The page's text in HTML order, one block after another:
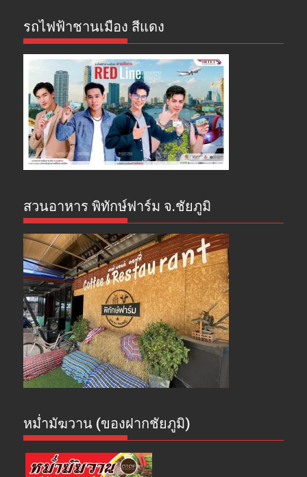
รถไฟฟ้าชานเมือง สีแดง
สวนอาหาร พิทักษ์ฟาร์ม จ.ชัยภูมิ
หม่ำมัฆวาน (ของฝากชัยภูมิ)